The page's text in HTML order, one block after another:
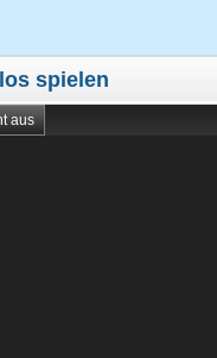
spielen
aus